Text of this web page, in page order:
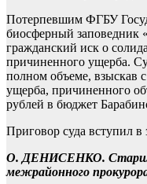
Потерпевшим ФГБУ
биосферный заповедник
гражданский иск о
причиненного ущерба.
полном объеме, взыскав
ущерба, причиненного
рублей в бюджет
Приговор суда вступил в
О. ДЕНИСЕНКО.
межрайонного